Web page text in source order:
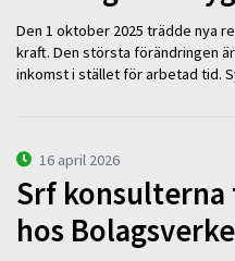
Den 1 oktober 2025 trädde nya
kraft. Den största förändringen
inkomst i stället för arbetad tid.
16 april 2026
Srf konsulterna
hos